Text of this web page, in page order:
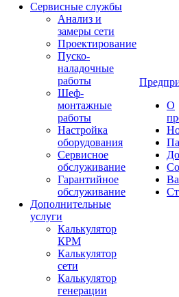
Сервисные службы
Анализ и
замеры сети
Проектирование
Пуско-
наладочные
работы
Шеф-
монтажные
работы
Настройка
оборудования
Сервисное
обслуживание
Гарантийное
обслуживание
Дополнительные
услуги
Калькулятор
КРМ
Калькулятор
сети
Калькулятор
генерации
О